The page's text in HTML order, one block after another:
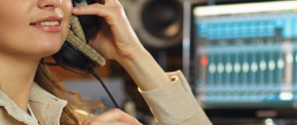
ФИНСКИЙ